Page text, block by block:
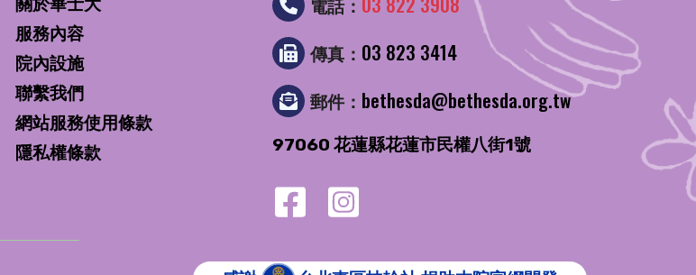
關於畢士大
服務內容
院內設施
聯繫我們
網站服務使用條款
隱私權條款
電話：
傳真： 03 823 3414
郵件： bethesda@bethesda.org.tw
97060 花蓮縣花蓮市民權八街1號